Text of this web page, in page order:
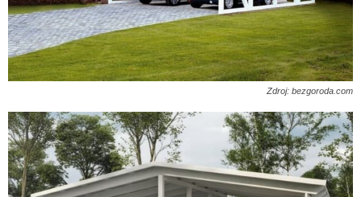
Zdroj: bezgoroda.com